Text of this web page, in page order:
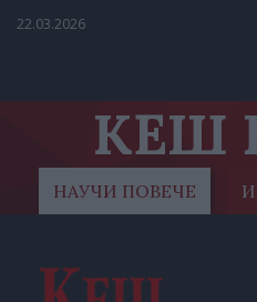
22.03.2026
КЕШ
НАУЧИ ПОВЕЧЕ